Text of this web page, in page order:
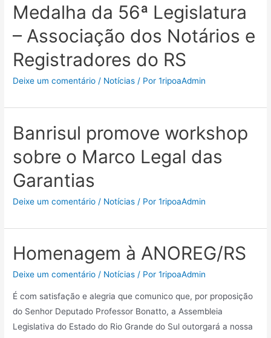
Medalha da 56ª Legislatura
– Associação dos Notários e
Registradores do RS
Deixe um comentário / Notícias / Por1ripoaAdmin
Banrisul promove workshop
sobre o Marco Legal das
Garantias
Deixe um comentário / Notícias / Por1ripoaAdmin
Homenagem à ANOREG/RS
Deixe um comentário / Notícias / Por1ripoaAdmin
É com satisfação e alegria que comunico que, por proposição
do Senhor Deputado Professor Bonatto, a Assembleia
Legislativa do Estado do Rio Grande do Sul outorgará a nossa